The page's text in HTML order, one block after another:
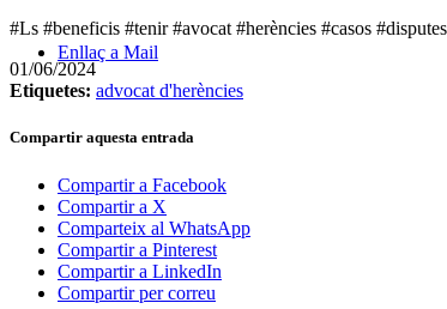
Enllaç a Mail
#Ls #beneficis #tenir #avocat #herències #casos
01/06/2024
Etiquetes: advocat d'herències
Compartir aquesta entrada
Compartir a Facebook
Compartir a X
Comparteix al WhatsApp
Compartir a Pinterest
Compartir a LinkedIn
Compartir per correu